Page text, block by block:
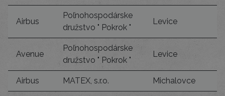
Airbus
Poľnohospodárske
družstvo " Pokrok "
Levice
Avenue
Poľnohospodárske
družstvo " Pokrok "
Levice
Airbus MATEX, s.r.o. Michalovce